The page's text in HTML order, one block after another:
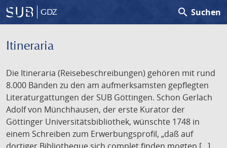
GDZ search Suchen
Itineraria
Die Itineraria (Reisebeschreibungen) gehören mit rund
8.000 Bänden zu den am aufmerksamsten gepflegten
Literaturgattungen der SUB Göttingen. Schon Gerlach
Adolf von Münchhausen, der erste Kurator der
Göttinger Universitätsbibliothek, wünschte 1748 in
einem Schreiben zum Erwerbungsprofil, „daß auf